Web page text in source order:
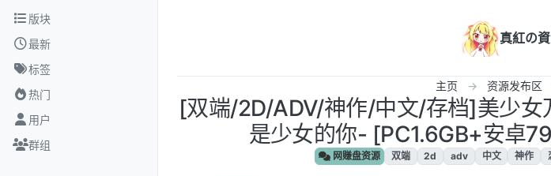
跳转至内容
版块
最新
标签
热门
用户
群组
真紅の
主页 资源发布区
[双端/2D/ADV/神作/中文/存档]美少
是少女的你- [PC1.6GB+安卓
网赚盘资源 双端 2d adv 中文 神作